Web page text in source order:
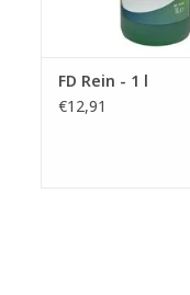
TOEVOEGEN AAN
FD Rein - 1 l
€12,91